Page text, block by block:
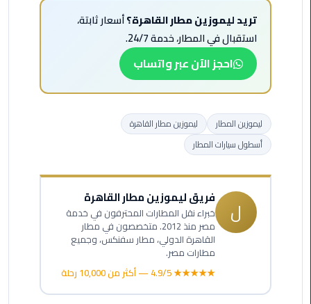
مرسي
اكتوبر
ليموزين
مطار
الغردقة
مطار
تريد ليموزين مطار القاهرة؟أسعار ثابتة،
استقبال في المطار، خدمة 24/7.
احجز الآن عبر واتساب
ليموزين المطار
ليموزين مطار القاهرة
أسطول سيارات المطار
ل فريق ليموزين مطار القاهرة
خبراء نقل المطارات المحترفون في خدمة
مصر منذ 2012. متخصصون في مطار
القاهرة الدولي، مطار سفنكس، وجميع
مطارات مصر.
★★★★★ 4.9/5 — أكثر من 10,000 رحلة